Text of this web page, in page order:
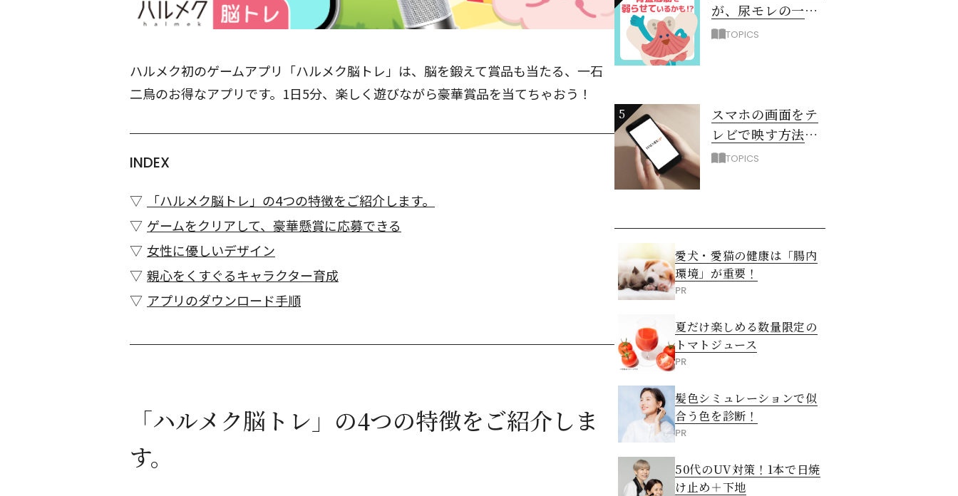
ハルメク初のゲームアプリ「ハルメク脳トレ」は、脳を鍛えて賞品も当たる、一石
二鳥のお得なアプリです。1日5分、楽しく遊びながら豪華賞品を当てちゃおう！
INDEX
「ハルメク脳トレ」の4つの特徴をご紹介します。
ゲームをクリアして、豪華懸賞に応募できる
女性に優しいデザイン
親心をくすぐるキャラクター育成
アプリのダウンロード手順
「ハルメク脳トレ」の4つの特徴をご紹介しま
す。
が、尿モレの一
因！？ 骨盤底筋
TOPICS
5
スマホの画面をテ
レビで映す方法
（iPhone編）
TOPICS
愛犬・愛猫の健康は「腸内
環境」が重要！
PR
夏だけ楽しめる数量限定の
トマトジュース
PR
髪色シミュレーションで似
合う色を診断！
PR
50代のUV対策！1本で日焼
け止め＋下地